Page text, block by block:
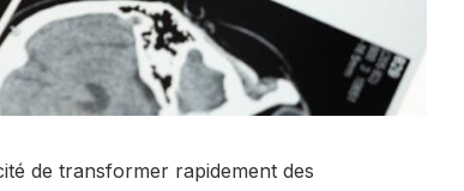
de transformer rapidement des